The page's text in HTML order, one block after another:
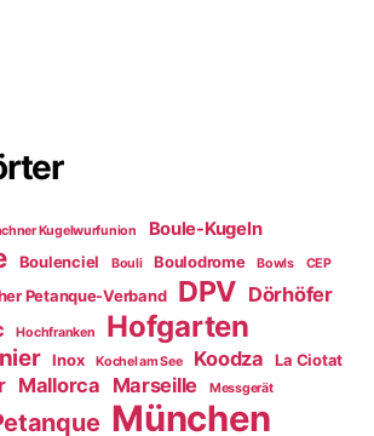
Kugelwurfunion Boule-Kugeln
Boulenciel Bouli Boulodrome Bowls CEP
Petanque-Verband DPV Dörhöfer
Hochfranken Hofgarten
Inox Kochel am See Koodza La Ciotat
Mallorca Marseille Messgerät
München